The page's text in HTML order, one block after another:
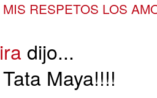
RESPETOS LOS
dijo...
Maya!!!!